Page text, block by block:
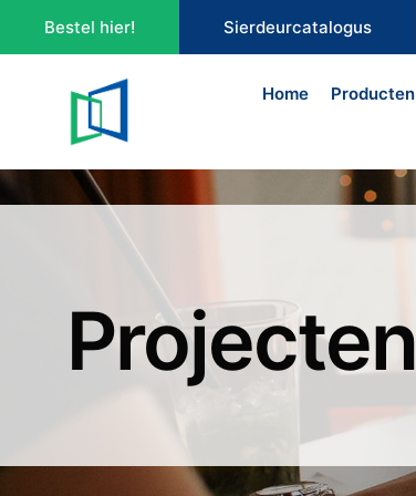
Bestel hier! Sierdeurcatalogus
Home Producten
Projecten